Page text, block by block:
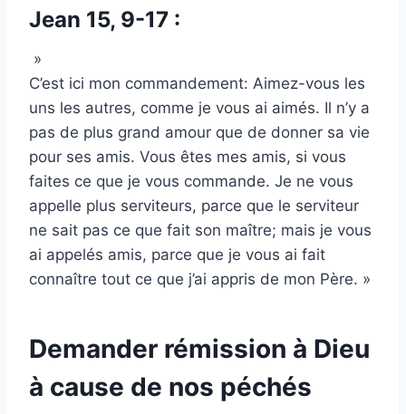
Jean 15, 9-17 :
»
C’est ici mon commandement: Aimez-vous les
uns les autres, comme je vous ai aimés. Il n’y a
pas de plus grand amour que de donner sa vie
pour ses amis. Vous êtes mes amis, si vous
faites ce que je vous commande. Je ne vous
appelle plus serviteurs, parce que le serviteur
ne sait pas ce que fait son maître; mais je vous
ai appelés amis, parce que je vous ai fait
connaître tout ce que j’ai appris de mon Père. »
Demander rémission à Dieu
à cause de nos péchés